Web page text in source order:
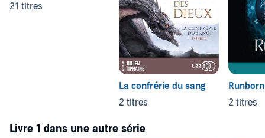
21 titres
La confrérie du sang
2 titres
Runborn
2 titres
Livre 1 dans une autre série